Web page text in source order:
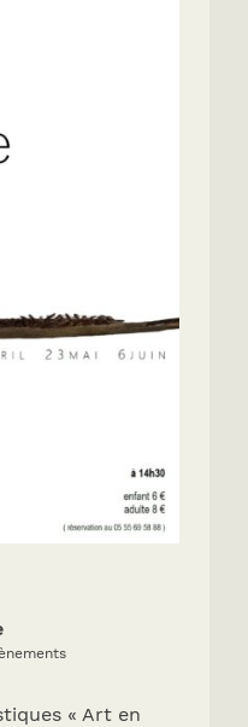
« Art en